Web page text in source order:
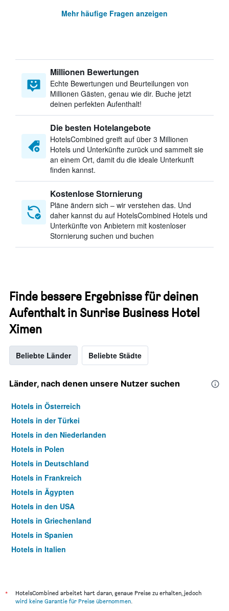
Mehr häufige Fragen anzeigen
Millionen Bewertungen
Echte Bewertungen und Beurteilungen von
Millionen Gästen, genau wie dir. Buche jetzt
deinen perfekten Aufenthalt!
Die besten Hotelangebote
HotelsCombined greift auf über 3 Millionen
Hotels und Unterkünfte zurück und sammelt sie
an einem Ort, damit du die ideale Unterkunft
finden kannst.
Kostenlose Stornierung
Pläne ändern sich – wir verstehen das. Und
daher kannst du auf HotelsCombined Hotels und
Unterkünfte von Anbietern mit kostenloser
Stornierung suchen und buchen
Finde bessere Ergebnisse für deinen
Aufenthalt in Sunrise Business Hotel
Ximen
Beliebte Länder Beliebte Städte
Länder, nach denen unsere Nutzer suchen
Hotels in Österreich
Hotels in der Türkei
Hotels in den Niederlanden
Hotels in Polen
Hotels in Deutschland
Hotels in Frankreich
Hotels in Ägypten
Hotels in den USA
Hotels in Griechenland
Hotels in Spanien
Hotels in Italien
*
HotelsCombined arbeitet hart daran, genaue Preise zu erhalten, jedoch
wird keine Garantie für Preise übernommen.